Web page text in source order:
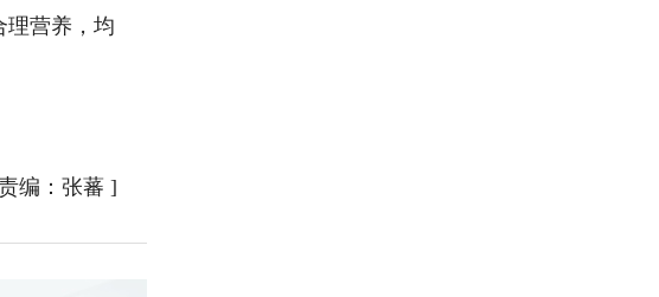
理营养，均
编：张蕃 ]